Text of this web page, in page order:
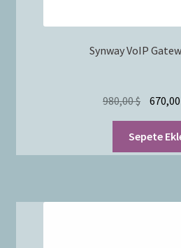
Synway VoIP
980,00$ 670,00
Sepete